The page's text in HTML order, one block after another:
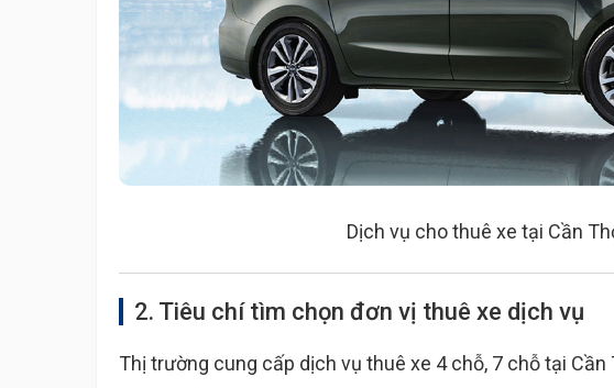
Dịch vụ cho thuê xe tại Cần
2. Tiêu chí tìm chọn đơn vị thuê xe dịch vụ
Thị trường cung cấp dịch vụ thuê xe 4 chỗ, 7 chỗ tại